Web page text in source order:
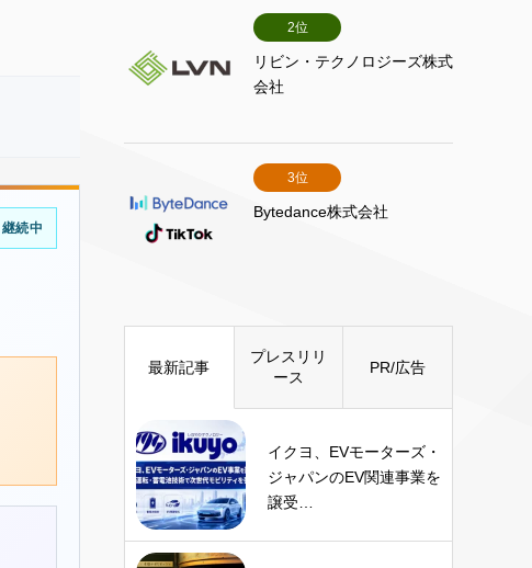
継続中
2位
リビン・テクノロジーズ株式
会社
3位
Bytedance株式会社
最新記事
プレスリリ
ース
PR/広告
イクヨ、EVモーターズ・
ジャパンのEV関連事業を
譲受…